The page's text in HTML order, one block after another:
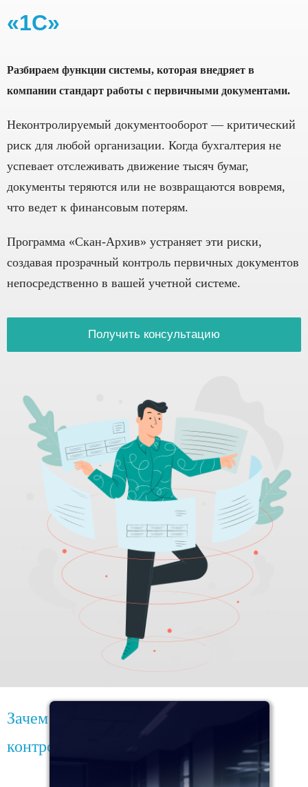
«1С»
Разбираем функции системы, которая внедряет в
компании стандарт работы с первичными документами.
Неконтролируемый документооборот — критический
риск для любой организации. Когда бухгалтерия не
успевает отслеживать движение тысяч бумаг,
документы теряются или не возвращаются вовремя,
что ведет к финансовым потерям.
Программа «Скан-Архив» устраняет эти риски,
создавая прозрачный контроль первичных документов
непосредственно в вашей учетной системе.
Получить консультацию
Зачем внедрять «Скан-Архив» как
контроль первичных документов?